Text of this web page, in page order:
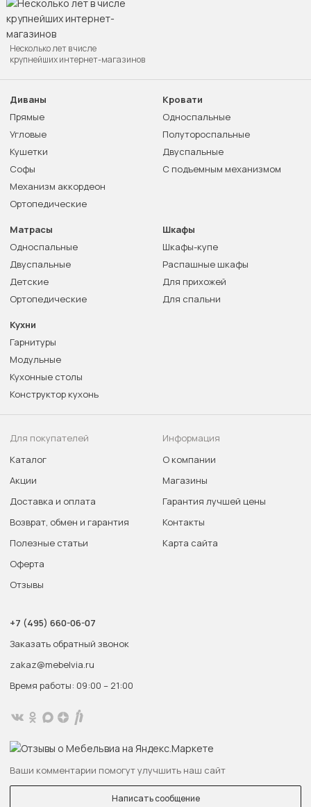
Несколько лет в числе
крупнейших интернет-магазинов
Диваны
Прямые
Угловые
Кушетки
Софы
Механизм аккордеон
Ортопедические
Кровати
Односпальные
Полутороспальные
Двуспальные
С подъемным механизмом
Матрасы
Односпальные
Двуспальные
Детские
Ортопедические
Шкафы
Шкафы-купе
Распашные шкафы
Для прихожей
Для спальни
Кухни
Гарнитуры
Модульные
Кухонные столы
Конструктор кухонь
Для покупателей
Каталог
Акции
Доставка и оплата
Возврат, обмен и гарантия
Полезные статьи
Оферта
Отзывы
Информация
О компании
Магазины
Гарантия лучшей цены
Контакты
Карта сайта
+7 (495) 660-06-07
Заказать обратный звонок
zakaz@mebelvia.ru
Время работы: 09:00 – 21:00
Ваши комментарии помогут улучшить наш сайт
Написать сообщение